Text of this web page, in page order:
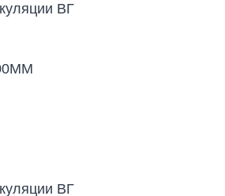
ВГ
ВГ